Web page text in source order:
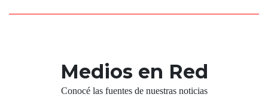
Medios en Red
Conocé las fuentes de nuestras noticias